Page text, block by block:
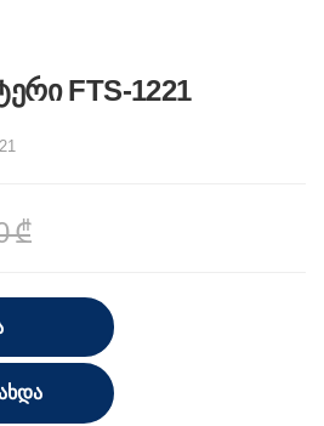
FTS-1221
₾